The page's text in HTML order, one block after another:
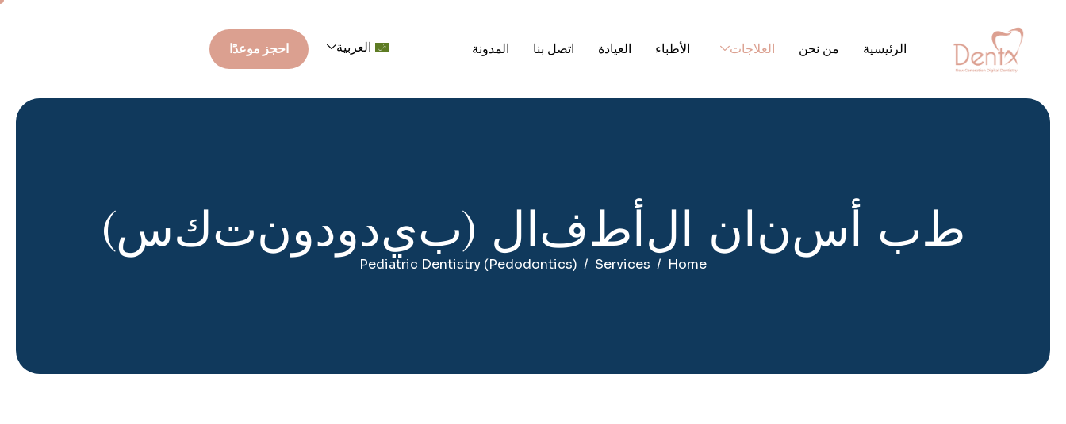
الرئيسية من نحن العلاجات الأطباء العيادة اتصل بنا المدونة العربية احجز موعدًا
طب أسنان الأطفال (بيدودونتكس)
Home
Services
Pediatric Dentistry (Pedodontics)